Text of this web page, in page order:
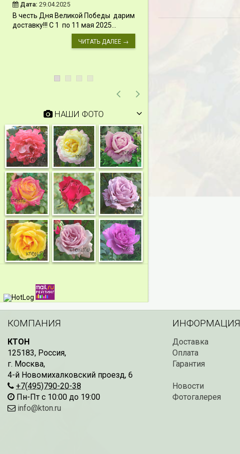
Дата: 29.04.2025
В честь Дня Великой Победы дарим
доставку!!! С 1 по 11 мая 2025...
ЧИТАТЬ ДАЛЕЕ →
НАШИ ФОТО
КОМПАНИЯ
КТОН
125183, Россия,
г. Москва,
4-й Новомихалковский проезд, 6
+7(495)790-20-38
Пн-Пт с 10:00 до 19:00
info@kton.ru
ИНФОРМАЦИЯ
Доставка
Оплата
Гарантия
Новости
Фотогалерея